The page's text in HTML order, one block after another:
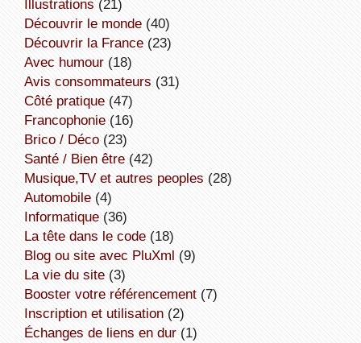
illustrations (21)
découvrir le monde(40)
découvrir la France(23)
avec humour(18)
avis consommateurs (31)
côté pratique(47)
Francophonie(16)
Brico / Déco(23)
Santé / Bien être(42)
Musique,TV et autres peoples (28)
Automobile(4)
informatique(36)
la tête dans le code(18)
Blog ou site avec PluXml (9)
la vie du site(3)
booster votre référencement(7)
inscription et utilisation(2)
échanges de liens en dur(1)